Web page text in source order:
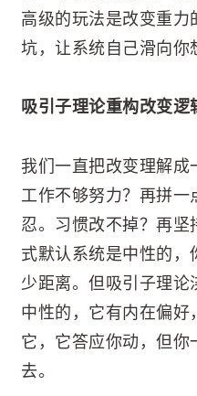
高级的玩法是改变重力
坑，让系统自己滑向你
吸引子理论重构改变逻
我们一直把改变理解成
工作不够努力？再拼一
忍。习惯改不掉？再坚
式默认系统是中性的，
少距离。但吸引子理论
中性的，它有内在偏好
它，它答应你动，但你
去。